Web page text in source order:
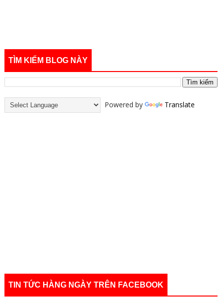
TÌM KIẾM BLOG NÀY
Powered by Translate
TIN TỨC HÀNG NGÀY TRÊN FACEBOOK